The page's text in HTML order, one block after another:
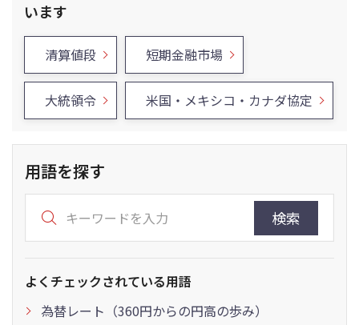
います
清算値段 短期金融市場
大統領令 米国・メキシコ・カナダ協定
用語を探す
検索
よくチェックされている用語
為替レート（360円からの円高の歩み）